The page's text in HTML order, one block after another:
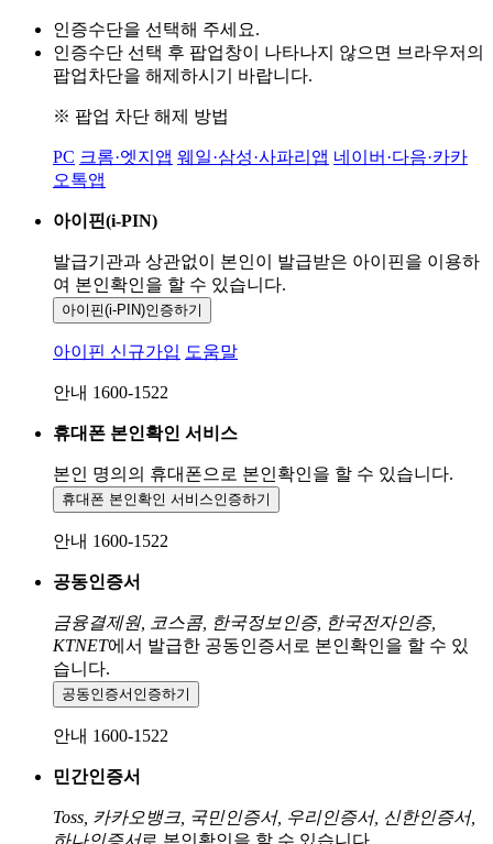
인증수단을 선택해 주세요.
인증수단 선택 후 팝업창이 나타나지 않으면 브라우저의
팝업차단을 해제하시기 바랍니다.
※ 팝업 차단 해제 방법
PC 크롬·엣지앱 웨일·삼성·사파리앱 네이버·다음·카카
오톡앱
아이핀(i-PIN)
발급기관과 상관없이 본인이 발급받은 아이핀을 이용하
여 본인확인을 할 수 있습니다.
아이핀(i-PIN)인증하기
아이핀 신규가입 도움말
안내 1600-1522
휴대폰 본인확인 서비스
본인 명의의 휴대폰으로 본인확인을 할 수 있습니다.
휴대폰 본인확인 서비스인증하기
안내 1600-1522
공동인증서
금융결제원, 코스콤, 한국정보인증, 한국전자인증,
KTNET에서 발급한 공동인증서로 본인확인을 할 수 있
습니다.
공동인증서 인증하기
안내 1600-1522
민간인증서
Toss, 카카오뱅크, 국민인증서, 우리인증서, 신한인증서,